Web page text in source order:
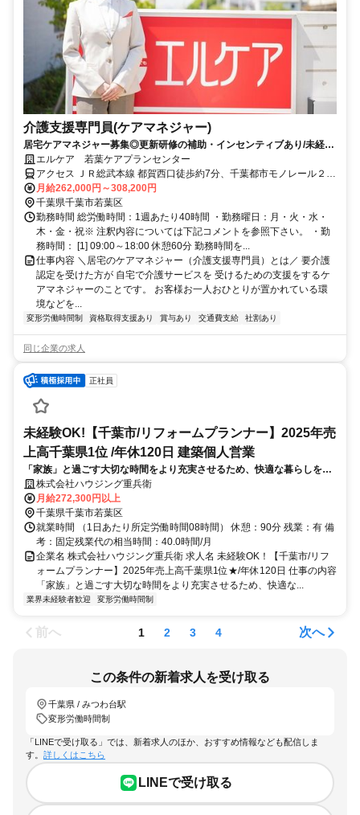
介護支援専門員(ケアマネジャー)
居宅ケアマネジャー募集◎更新研修の補助・インセンティブあり/未経験
でもわかば研修で安心のフォロー体制
エルケア 若葉ケアプランセンター
アクセス ＪＲ総武本線 都賀西口徒歩約7分、千葉都市モノレール２号
線 都賀西口徒歩約7分、千葉都市モノレール２号線 みつわ台出入口1
徒歩約16分
月給262,000円～308,200円
千葉県千葉市若葉区
勤務時間 総労働時間：1週あたり40時間 ・勤務曜日：月・火・水・
木・金・祝※ 注釈内容については下記コメントを参照下さい。 ・勤
務時間： [1] 09:00～18:00 休憩60分 勤務時間を...
仕事内容 ＼居宅のケアマネジャー（介護支援専門員）とは／ 要介護
認定を受けた方が 自宅で介護サービスを 受けるための支援をするケ
アマネジャーのことです。 お客様お一人おひとりが置かれている環
境などを...
変形労働時間制 資格取得支援あり 賞与あり 交通費支給 社割あり
同じ企業の求人
正社員
未経験OK!【千葉市/リフォームプランナー】2025年売
上高千葉県1位 /年休120日 建築個人営業
「家族」と過ごす大切な時間をより充実させるため、快適な暮らしを支
援。リフォームを中心に事業を通してあらゆる方面からお客様の課題を
解決する完全反響型です★未経験でも活躍できるサポート体制がありま
す★
株式会社ハウジング重兵衛
月給272,300円以上
千葉県千葉市若葉区
就業時間 （1日あたり所定労働時間08時間） 休憩：90分 残業：有 備
考：固定残業代の相当時間：40.0時間/月
企業名 株式会社ハウジング重兵衛 求人名 未経験OK！【千葉市/リフ
ォームプランナー】2025年売上高千葉県1位★/年休120日 仕事の内容
「家族」と過ごす大切な時間をより充実させるため、快適な...
業界未経験者歓迎 変形労働時間制
前へ 1 2 3 4 次へ
この条件の新着求人を受け取る
千葉県 / みつわ台駅
変形労働時間制
「LINEで受け取る」では、新着求人のほか、おすすめ情報なども配信しま
す。 詳しくはこちら
LINEで受け取る